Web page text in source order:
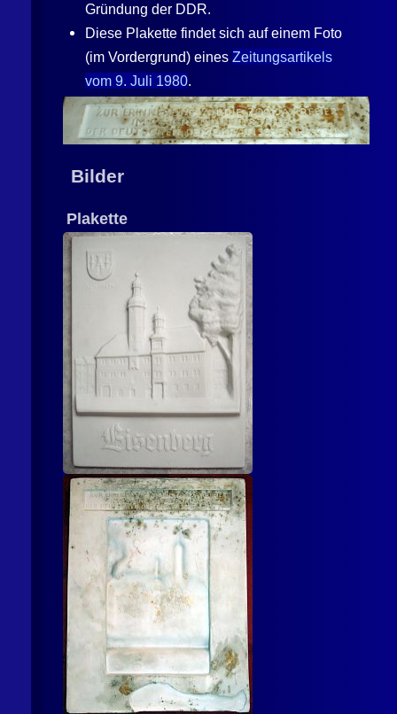
Gründung der DDR.
Diese Plakette findet sich auf einem Foto
(im Vordergrund) eines Zeitungsartikels
vom 9. Juli 1980.
Bilder
Plakette